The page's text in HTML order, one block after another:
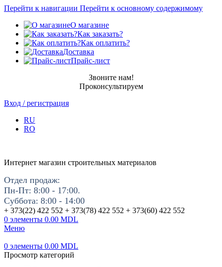
Перейти к навигации Перейти к основному содержимому
О магазине
Как заказать?
Как оплатить?
Доставка
Прайс-лист
Звоните нам!
Проконсультируем
Вход / регистрация
RU
RO
Интернет магазин строительных материалов
Отдел продаж:
Пн-Пт: 8:00 - 17:00.
Суббота: 8:00 - 14:00
+ 373(22) 422 552 + 373(78) 422 552 + 373(60) 422 552
0 элементы 0.00 MDL
Меню
0 элементы 0.00 MDL
Просмотр категорий